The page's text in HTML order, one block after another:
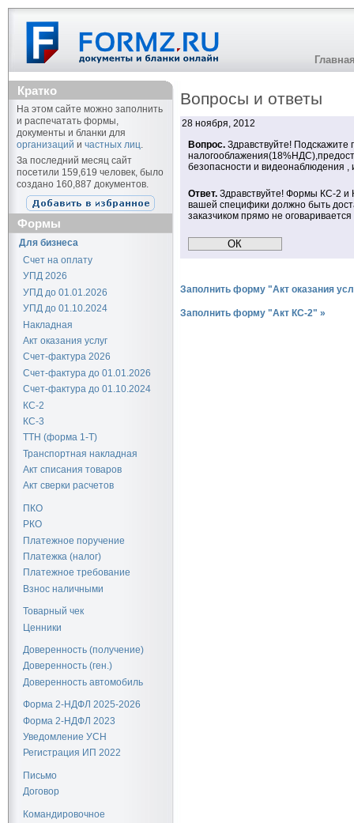
Кратко
На этом сайте можно заполнить
и распечатать формы,
документы и бланки для
организаций и частных лиц.
За последний месяц сайт
посетили 159,619 человек, было
создано 160,887 документов.
Формы
Для бизнеса
Счет на оплату
УПД 2026
УПД до 01.01.2026
УПД до 01.10.2024
Накладная
Акт оказания услуг
Счет-фактура 2026
Счет-фактура до 01.01.2026
Счет-фактура до 01.10.2024
КС-2
КС-3
ТТН (форма 1-Т)
Транспортная накладная
Акт списания товаров
Акт сверки расчетов
ПКО
РКО
Платежное поручение
Платежка (налог)
Платежное требование
Взнос наличными
Товарный чек
Ценники
Доверенность (получение)
Доверенность (ген.)
Доверенность автомобиль
Форма 2-НДФЛ 2025-2026
Форма 2-НДФЛ 2023
Уведомление УСН
Регистрация ИП 2022
Письмо
Договор
Командировочное
Вопросы и ответы
28 ноября, 2012
Вопрос. Здравствуйте!
безопасности и видеонаблюдения
Ответ. Здравствуйте! Формы КС-2 и
вашей специфики должно быть
заказчиком прямо не
Заполнить форму "Акт оказания
Заполнить форму "Акт КС-2" »